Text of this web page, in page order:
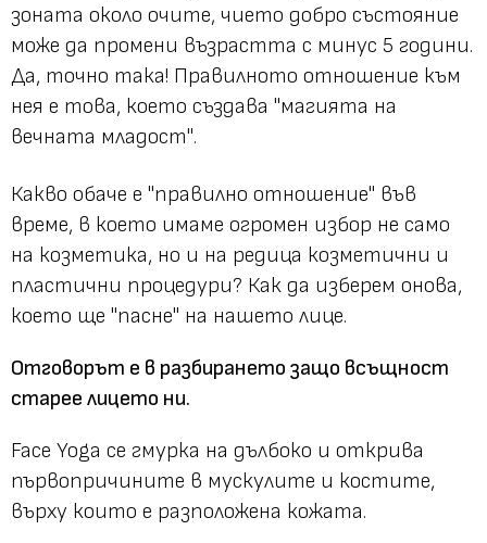
зоната около очите, чието добро състояние
може да промени възрастта с минус 5 години.
Да, точно така! Правилното отношение към
нея е това, което създава "магията на
вечната младост".
Какво обаче е "правилно отношение" във
време, в което имаме огромен избор не само
на козметика, но и на редица козметични и
пластични процедури? Как да изберем онова,
което ще "пасне" на нашето лице.
Отговорът е в разбирането защо всъщност
старее лицето ни.
Face Yoga се гмурка на дълбоко и открива
първопричините в мускулите и костите,
върху които е разположена кожата.